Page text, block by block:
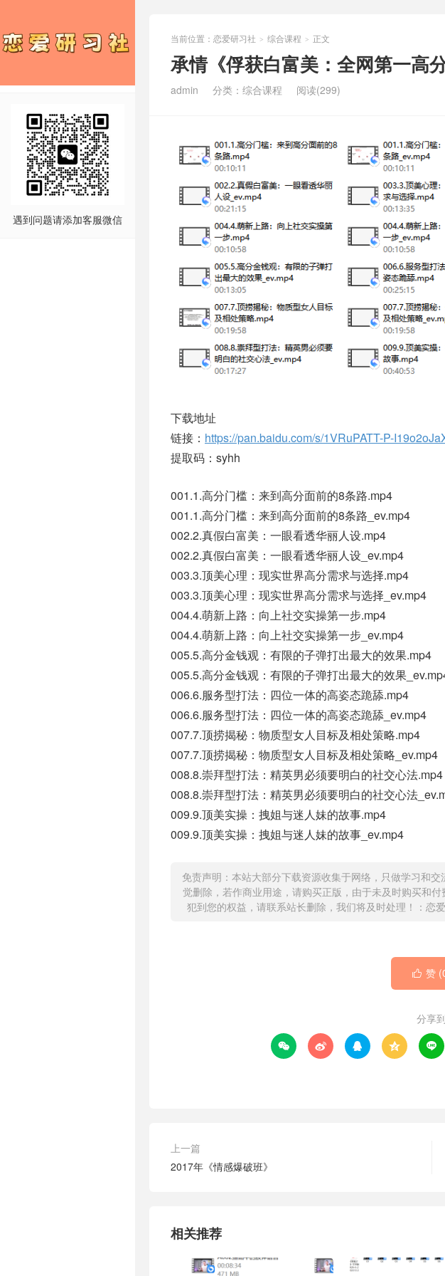
遇到问题请添加客服微信
当前位置： 恋爱研习社 > 综合课程 > 正文
承情《俘获白富美：全网第一高
admin 分类： 综合课程 阅读(299)
下载地址
链接： https://pan.baidu.com/s/1VRuPATT-P-
提取码：syhh
001.1.高分门槛：来到高分面前的8条路.mp4
001.1.高分门槛：来到高分面前的8条路_ev.mp4
002.2.真假白富美：一眼看透华丽人设.mp4
002.2.真假白富美：一眼看透华丽人设_ev.mp4
003.3.顶美心理：现实世界高分需求与选择.mp4
003.3.顶美心理：现实世界高分需求与选择_ev.mp4
004.4.萌新上路：向上社交实操第一步.mp4
004.4.萌新上路：向上社交实操第一步_ev.mp4
005.5.高分金钱观：有限的子弹打出最大的效果.mp4
005.5.高分金钱观：有限的子弹打出最大的效果
006.6.服务型打法：四位一体的高姿态跪舔.mp4
006.6.服务型打法：四位一体的高姿态跪舔_ev.mp4
007.7.顶捞揭秘：物质型女人目标及相处策略.mp4
007.7.顶捞揭秘：物质型女人目标及相处策略_ev.mp4
008.8.崇拜型打法：精英男必须要明白的社交心法.mp4
008.8.崇拜型打法：精英男必须要明白的社交心法
009.9.顶美实操：拽姐与迷人妹的故事.mp4
009.9.顶美实操：拽姐与迷人妹的故事_ev.mp4
免责声明：本站大部分下载资源收集于网络，只做学习和
觉删除，若作商业用途，请购买正版，由于未及时购买和
犯到您的权益，请联系站长删除，我们将及时处理！： 恋
 赞 (
分享到
    
上一篇
2017年《情感爆破班》
相关推荐